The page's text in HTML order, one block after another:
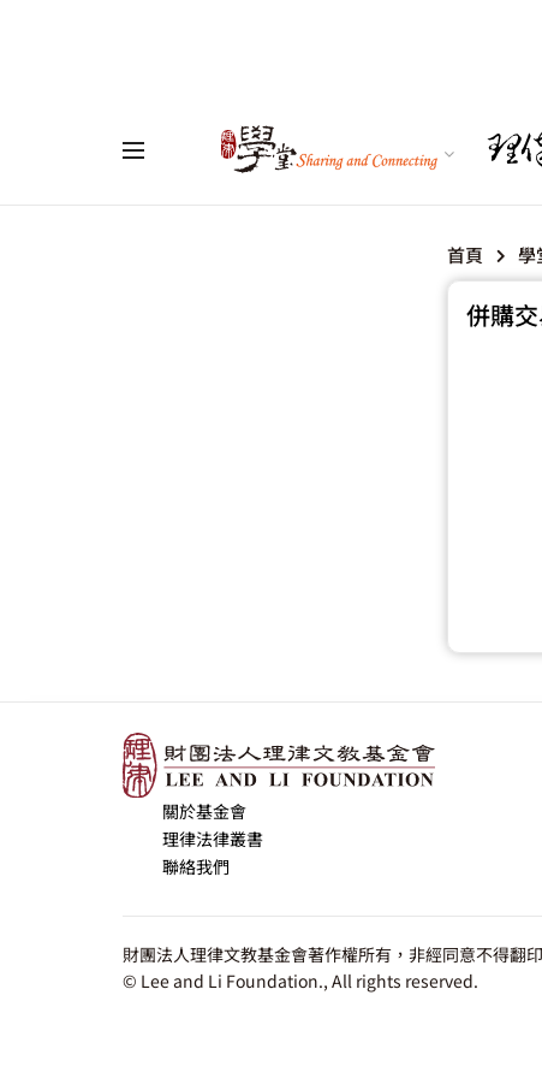
首頁 學
併購
關於基金會
理律法律叢書
聯絡我們
財團法人理律文教基金會著作權所有，非經同意不得翻
© Lee and Li Foundation., All rights reserved.